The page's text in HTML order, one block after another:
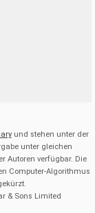
und stehen unter der
unter gleichen
Autoren verfügbar. Die
Computer-Algorithmus
& Sons Limited